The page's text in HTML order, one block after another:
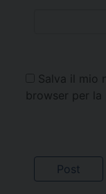
Salva il mio
browser per la